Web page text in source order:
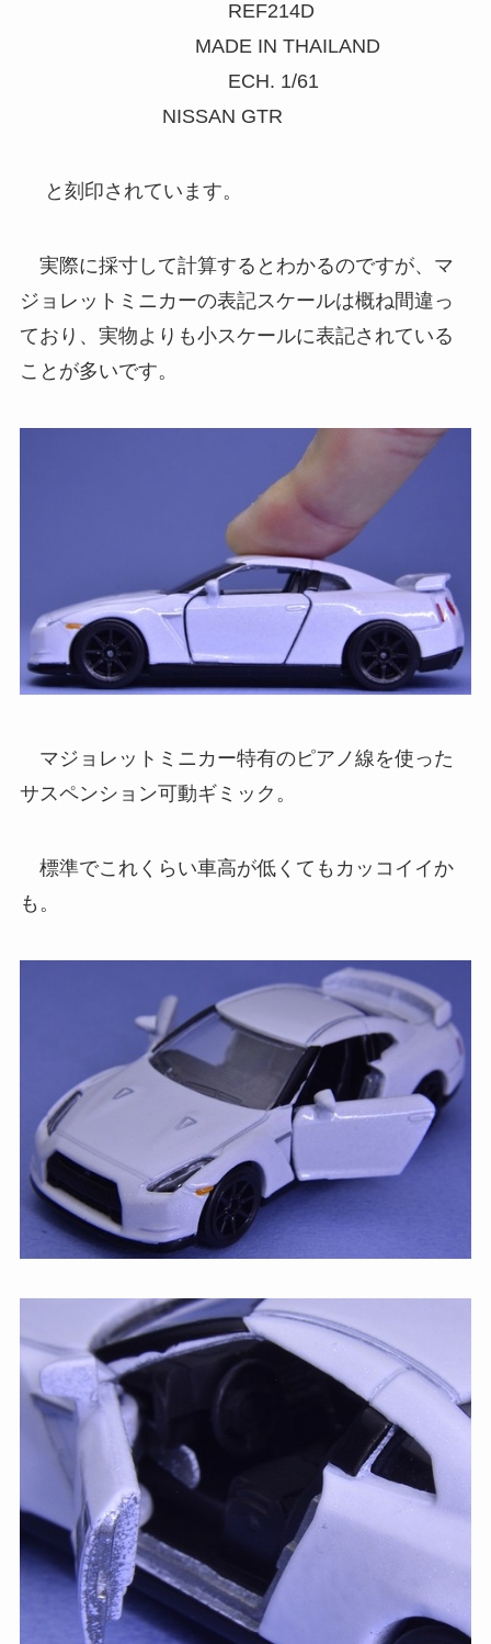
REF214D
MADE IN THAILAND
ECH. 1/61
NISSAN GTR
と刻印されています。
実際に採寸して計算するとわかるのですが、マ
ジョレットミニカーの表記スケールは概ね間違っ
ており、実物よりも小スケールに表記されている
ことが多いです。
マジョレットミニカー特有のピアノ線を使った
サスペンション可動ギミック。
標準でこれくらい車高が低くてもカッコイイか
も。